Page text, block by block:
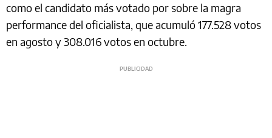
como el candidato más votado por sobre la magra
performance del oficialista, que acumuló 177.528 votos
en agosto y 308.016 votos en octubre.